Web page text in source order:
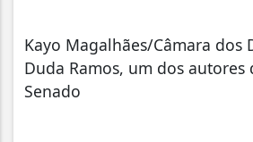
Kayo Magalhães/Câmara dos
Duda Ramos, um dos autores
Senado